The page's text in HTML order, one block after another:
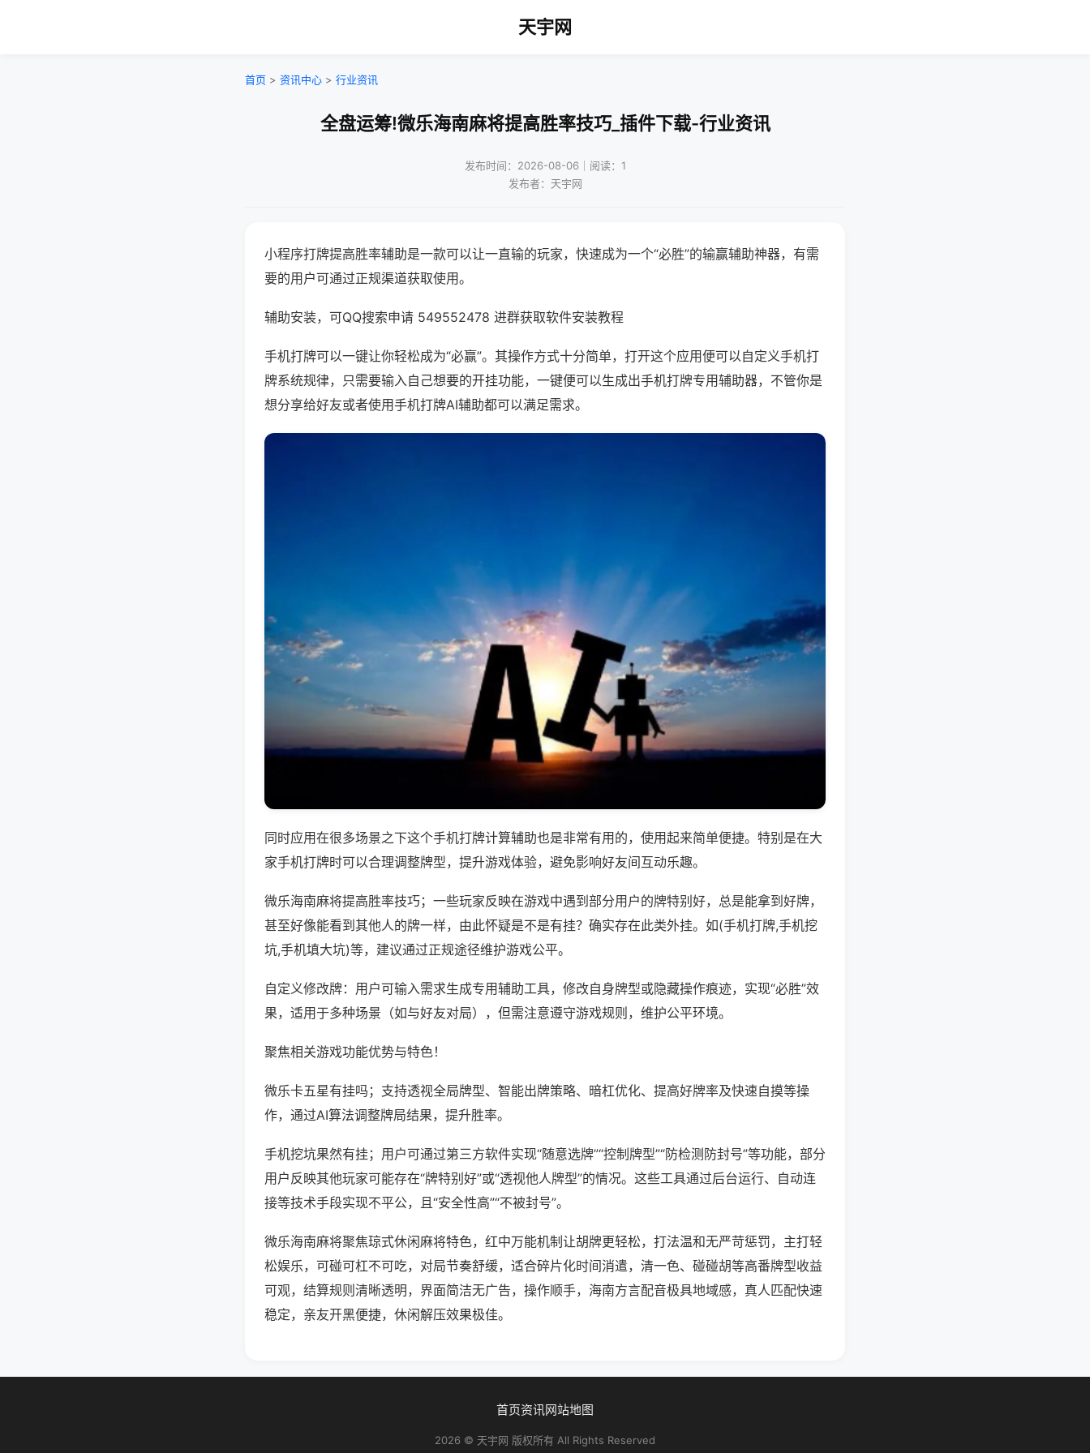
天宇网
首页 > 资讯中心 > 行业资讯
全盘运筹!微乐海南麻将提高胜率技巧_插件下载-行业资讯
发布时间：2026-08-06｜阅读：1
发布者：天宇网
小程序打牌提高胜率辅助是一款可以让一直输的玩家，快速成为一个“必胜”的输赢辅助神器，有需
要的用户可通过正规渠道获取使用。
辅助安装，可QQ搜索申请 549552478 进群获取软件安装教程
手机打牌可以一键让你轻松成为“必赢”。其操作方式十分简单，打开这个应用便可以自定义手机打
牌系统规律，只需要输入自己想要的开挂功能，一键便可以生成出手机打牌专用辅助器，不管你是
想分享给好友或者使用手机打牌AI辅助都可以满足需求。
同时应用在很多场景之下这个手机打牌计算辅助也是非常有用的，使用起来简单便捷。特别是在大
家手机打牌时可以合理调整牌型，提升游戏体验，避免影响好友间互动乐趣。
微乐海南麻将提高胜率技巧；一些玩家反映在游戏中遇到部分用户的牌特别好，总是能拿到好牌，
甚至好像能看到其他人的牌一样，由此怀疑是不是有挂？确实存在此类外挂。如(手机打牌,手机挖
坑,手机填大坑)等，建议通过正规途径维护游戏公平。
自定义修改牌：用户可输入需求生成专用辅助工具，修改自身牌型或隐藏操作痕迹，实现“必胜”效
果，适用于多种场景（如与好友对局），但需注意遵守游戏规则，维护公平环境。
聚焦相关游戏功能优势与特色！
微乐卡五星有挂吗；支持透视全局牌型、智能出牌策略、暗杠优化、提高好牌率及快速自摸等操
作，通过AI算法调整牌局结果，提升胜率。
手机挖坑果然有挂；用户可通过第三方软件实现“随意选牌”“控制牌型”“防检测防封号”等功能，部分
用户反映其他玩家可能存在“牌特别好”或“透视他人牌型”的情况。这些工具通过后台运行、自动连
接等技术手段实现不平公，且“安全性高”“不被封号”。
微乐海南麻将聚焦琼式休闲麻将特色，红中万能机制让胡牌更轻松，打法温和无严苛惩罚，主打轻
松娱乐，可碰可杠不可吃，对局节奏舒缓，适合碎片化时间消遣，清一色、碰碰胡等高番牌型收益
可观，结算规则清晰透明，界面简洁无广告，操作顺手，海南方言配音极具地域感，真人匹配快速
稳定，亲友开黑便捷，休闲解压效果极佳。
首页资讯网站地图
2026 © 天宇网 版权所有 All Rights Reserved